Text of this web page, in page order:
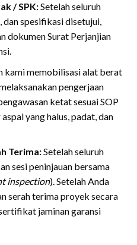
/ SPK:Setelah seluruh
dan spesifikasi disetujui,
dokumen Surat Perjanjian
kami memobilisasi alat berat
pengerjaan
ketat sesuai SOP
yang halus, padat, dan
Terima:Setelah seluruh
sesi peninjauan bersama
inspection). Setelah Anda
serah terima proyek secara
jaminan garansi